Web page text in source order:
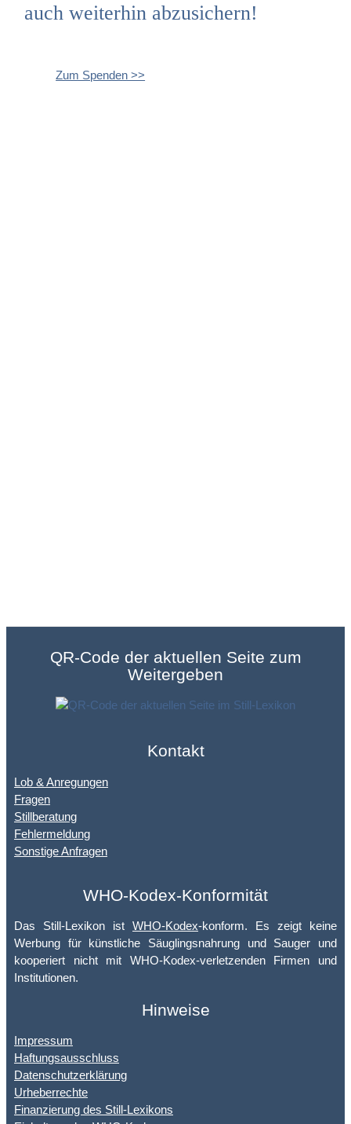
auch weiterhin abzusichern!
Zum Spenden >>
QR-Code der aktuellen Seite zum
Weitergeben
Kontakt
Lob & Anregungen
Fragen
Stillberatung
Fehlermeldung
Sonstige Anfragen
WHO-Kodex-Konformität
Das Still-Lexikon ist WHO-Kodex-konform. Es zeigt keine
Werbung für künstliche Säuglingsnahrung und Sauger und
kooperiert nicht mit WHO-Kodex-verletzenden Firmen und
Institutionen.
Hinweise
Impressum
Haftungsausschluss
Datenschutzerklärung
Urheberrechte
Finanzierung des Still-Lexikons